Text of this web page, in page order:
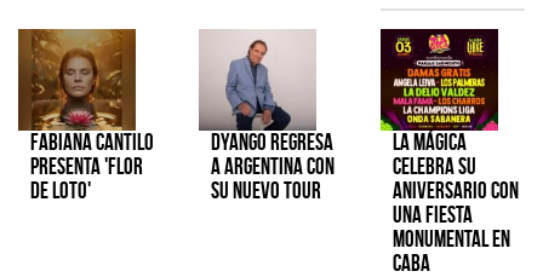
Fabiana Cantilo
presenta 'Flor
de Loto'
Dyango regresa
a Argentina con
su nuevo tour
La Mágica
celebra su
aniversario con
una fiesta
monumental en
CABA